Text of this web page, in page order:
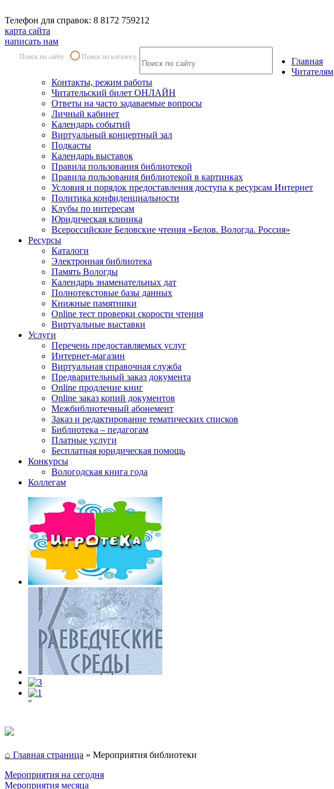
Телефон для справок: 8 8172 759212
карта сайта
написать нам
Поиск по сайту Поиск по каталогу
Главная
Читателям
Контакты, режим работы
Читательский билет ОНЛАЙН
Ответы на часто задаваемые вопросы
Личный кабинет
Календарь событий
Виртуальный концертный зал
Подкасты
Календарь выставок
Правила пользования библиотекой
Правила пользования библиотекой в картинках
Условия и порядок предоставления доступа к ресурсам Интернет
Политика конфиденциальности
Клубы по интересам
Юридическая клиника
Всероссийские Беловские чтения «Белов. Вологда. Россия»
Ресурсы
Каталоги
Электронная библиотека
Память Вологды
Календарь знаменательных дат
Полнотекстовые базы данных
Книжные памятники
Online тест проверки скорости чтения
Виртуальные выставки
Услуги
Перечень предоставляемых услуг
Интернет-магазин
Виртуальная справочная служба
Предварительный заказ документа
Online продление книг
Online заказ копий документов
Межбиблиотечный абонемент
Заказ и редактирование тематических списков
Библиотека – педагогам
Платные услуги
Бесплатная юридическая помощь
Конкурсы
Вологодская книга года
Коллегам
"
⌂ Главная страница » Мероприятия библиотеки
Мероприятия на сегодня
Мероприятия месяца